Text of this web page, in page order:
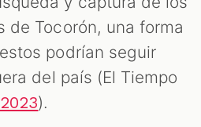
de Tocorón, una forma
podrían seguir
del país (El Tiempo
).